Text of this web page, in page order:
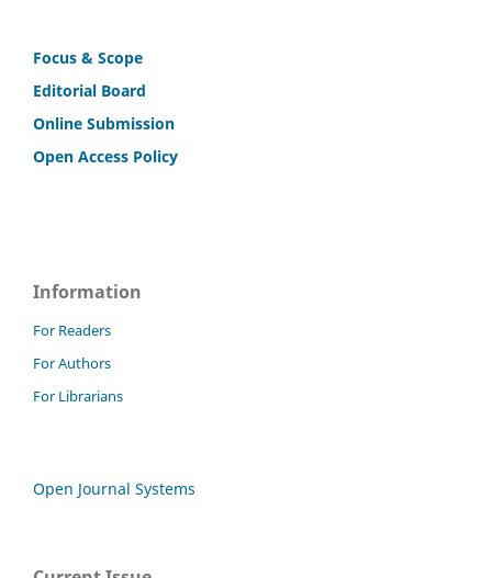
Focus & Scope
Editorial Board
Online Submission
Open Access Policy
Information
For Readers
For Authors
For Librarians
Open Journal Systems